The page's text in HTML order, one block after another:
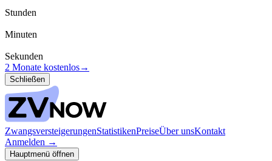
Stunden
Minuten
Sekunden
2 Monate kostenlos→
Schließen
ZwangsversteigerungenStatistikenPreiseÜber unsKontakt
Anmelden →
Hauptmenü öffnen